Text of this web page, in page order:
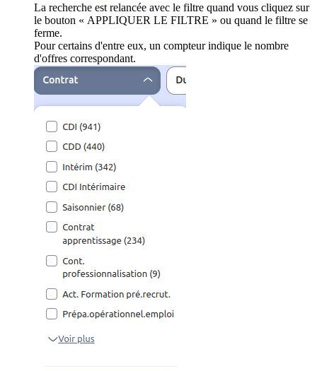
La recherche est relancée avec le filtre quand vous cliquez sur
le bouton « APPLIQUER LE FILTRE » ou quand le filtre se
ferme.
Pour certains d'entre eux, un compteur indique le nombre
d'offres correspondant.